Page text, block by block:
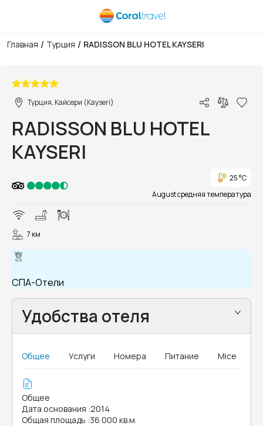
Главная / Турция / RADISSON BLU HOTEL KAYSERI
Турция, Кайсери (Kayseri)
RADISSON BLU HOTEL
KAYSERI
25 °C
August средняя температура
7 км
СПА-Отели
Удобства отеля
Общее Услуги Номера Питание Mice
Общее
Дата основания :2014
Общая площадь :36 000 кв.м.